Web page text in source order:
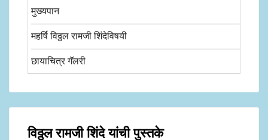
मुख्यपान
महर्षि विठ्ठल रामजी शिंदेविषयी
छायाचित्र गॅलरी
विठ्ठल रामजी शिंदे यांची पुस्तके